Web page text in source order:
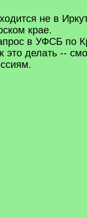
не в
крае.
в УФСБ по
это делать --